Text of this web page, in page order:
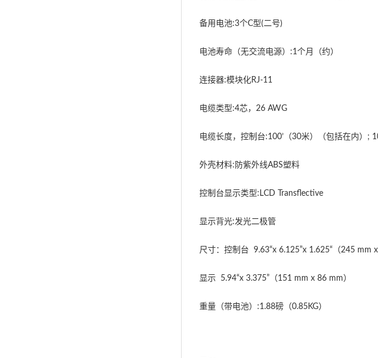
备用电池:3个C型(二号)
电池寿命（无交流电源）:1个月（约）
连接器:模块化RJ-11
电缆类型:4芯，26 AWG
电缆长度，控制台:100’（30米）（包括在内）;
外壳材料:防紫外线ABS塑料
控制台显示类型:LCD Transflective
显示背光:发光二极管
尺寸：控制台 9.63“x 6.125”x 1.625“（245 mm
显示 5.94“x 3.375”（151 mm x 86 mm）
重量（带电池）:1.88磅（0.85KG）